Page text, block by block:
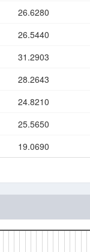
26.6280
26.5440
31.2903
28.2643
24.8210
25.5650
19.0690